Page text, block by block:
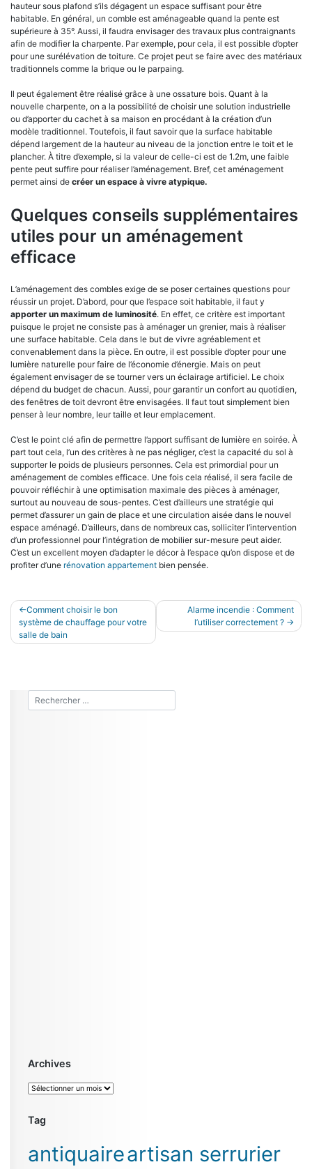
hauteur sous plafond s’ils dégagent un espace suffisant pour être
habitable. En général, un comble est aménageable quand la pente est
supérieure à 35°. Aussi, il faudra envisager des travaux plus contraignants
afin de modifier la charpente. Par exemple, pour cela, il est possible d’opter
pour une surélévation de toiture. Ce projet peut se faire avec des matériaux
traditionnels comme la brique ou le parpaing.
Il peut également être réalisé grâce à une ossature bois. Quant à la
nouvelle charpente, on a la possibilité de choisir une solution industrielle
ou d’apporter du cachet à sa maison en procédant à la création d’un
modèle traditionnel. Toutefois, il faut savoir que la surface habitable
dépend largement de la hauteur au niveau de la jonction entre le toit et le
plancher. À titre d’exemple, si la valeur de celle-ci est de 1.2m, une faible
pente peut suffire pour réaliser l’aménagement. Bref, cet aménagement
permet ainsi de créer un espace à vivre atypique.
Quelques conseils supplémentaires
utiles pour un aménagement
efficace
L’aménagement des combles exige de se poser certaines questions pour
réussir un projet. D’abord, pour que l’espace soit habitable, il faut y
apporter un maximum de luminosité. En effet, ce critère est important
puisque le projet ne consiste pas à aménager un grenier, mais à réaliser
une surface habitable. Cela dans le but de vivre agréablement et
convenablement dans la pièce. En outre, il est possible d’opter pour une
lumière naturelle pour faire de l’économie d’énergie. Mais on peut
également envisager de se tourner vers un éclairage artificiel. Le choix
dépend du budget de chacun. Aussi, pour garantir un confort au quotidien,
des fenêtres de toit devront être envisagées. Il faut tout simplement bien
penser à leur nombre, leur taille et leur emplacement.
C’est le point clé afin de permettre l’apport suffisant de lumière en soirée. À
part tout cela, l’un des critères à ne pas négliger, c’est la capacité du sol à
supporter le poids de plusieurs personnes. Cela est primordial pour un
aménagement de combles efficace. Une fois cela réalisé, il sera facile de
pouvoir réfléchir à une optimisation maximale des pièces à aménager,
surtout au nouveau de sous-pentes. C’est d’ailleurs une stratégie qui
permet d’assurer un gain de place et une circulation aisée dans le nouvel
espace aménagé. D’ailleurs, dans de nombreux cas, solliciter l’intervention
d’un professionnel pour l’intégration de mobilier sur-mesure peut aider.
C’est un excellent moyen d’adapter le décor à l’espace qu’on dispose et de
profiter d’une rénovation appartement bien pensée.
Navigation
de
Comment choisir le bon
système de chauffage pour votre
salle de bain
Alarme incendie : Comment
l’utiliser correctement ?
Archives
Archives
Tag
antiquaireartisan serrurier